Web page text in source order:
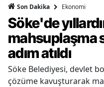
Son Dakika Ekonomi
Söke'de
mahsuplaşma
adım atıldı
Söke Belediyesi, devlet
çözüme kavuşturarak